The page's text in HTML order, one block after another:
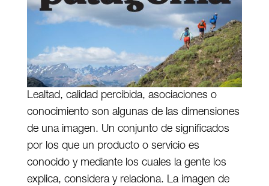
Lealtad, calidad percibida, asociaciones o
conocimiento son algunas de las dimensiones
de una imagen. Un conjunto de significados
por los que un producto o servicio es
conocido y mediante los cuales la gente los
explica, considera y relaciona. La imagen de